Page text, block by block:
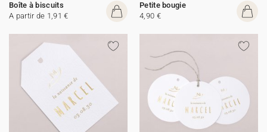
Boîte à biscuits
A partir de 1,91 €
Petite bougie
4,90 €